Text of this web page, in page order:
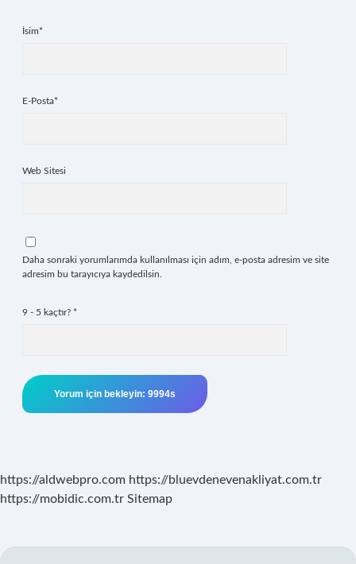
İsim*
E-Posta*
Web Sitesi
Daha sonraki yorumlarımda kullanılması için adım, e-posta adresim ve site
adresim bu tarayıcıya kaydedilsin.
9 - 5 kaçtır? *
https://aldwebpro.com https://bluevdenevenakliyat.com.tr
https://mobidic.com.tr Sitemap